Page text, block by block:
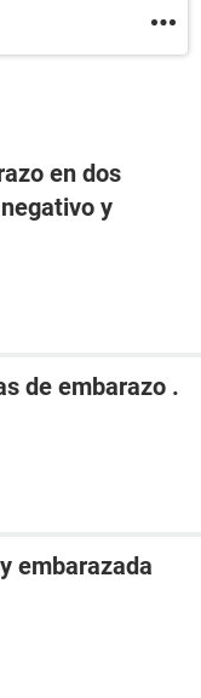
en dos
y
de embarazo .
embarazada